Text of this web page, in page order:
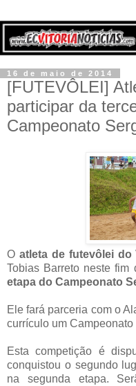
16 de maio de 2014
[FUTEVÔLEI]
participar da
Campeonato
O atleta de futevôlei do
Tobias Barreto neste fim
etapa do Campeonato
Ele fará parceria com o
currículo um
Esta competição é
conquistou o segundo
na segunda etapa.